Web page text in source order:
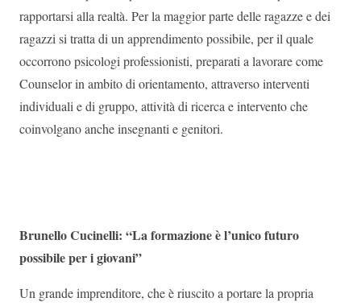
rapportarsi alla realtà. Per la maggior parte delle ragazze e dei
ragazzi si tratta di un apprendimento possibile, per il quale
occorrono psicologi professionisti, preparati a lavorare come
Counselor in ambito di orientamento, attraverso interventi
individuali e di gruppo, attività di ricerca e intervento che
coinvolgano anche insegnanti e genitori.
Brunello Cucinelli: “La formazione è l’unico futuro
possibile per i giovani”
Un grande imprenditore, che è riuscito a portare la propria